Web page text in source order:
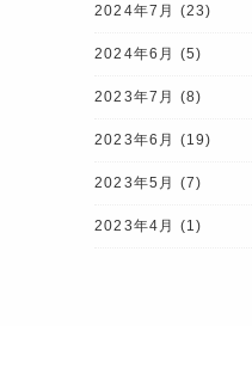
2024年7月 (23)
2024年6月 (5)
2023年7月 (8)
2023年6月 (19)
2023年5月 (7)
2023年4月 (1)